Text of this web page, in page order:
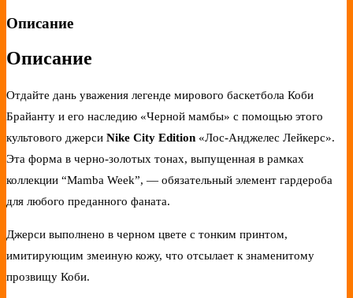
Описание
Описание
Отдайте дань уважения легенде мирового баскетбола Коби
Брайанту и его наследию «Черной мамбы» с помощью этого
культового джерси Nike City Edition «Лос-Анджелес Лейкерс».
Эта форма в черно-золотых тонах, выпущенная в рамках
коллекции “Mamba Week”, — обязательный элемент гардероба
для любого преданного фаната.
Джерси выполнено в черном цвете с тонким принтом,
имитирующим змеиную кожу, что отсылает к знаменитому
прозвищу Коби.